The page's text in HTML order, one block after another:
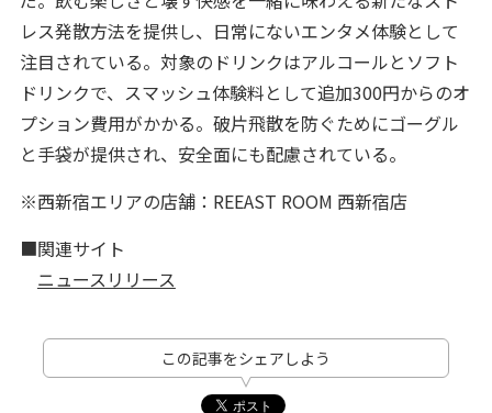
レス発散方法を提供し、日常にないエンタメ体験として
注目されている。対象のドリンクはアルコールとソフト
ドリンクで、スマッシュ体験料として追加300円からのオ
プション費用がかかる。破片飛散を防ぐためにゴーグル
と手袋が提供され、安全面にも配慮されている。
※西新宿エリアの店舗：REEAST ROOM 西新宿店
■関連サイト
ニュースリリース
この記事をシェアしよう